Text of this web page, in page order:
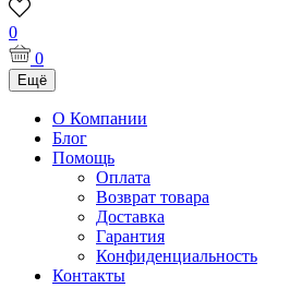
0
0
Ещё
О Компании
Блог
Помощь
Оплата
Возврат товара
Доставка
Гарантия
Конфиденциальность
Контакты